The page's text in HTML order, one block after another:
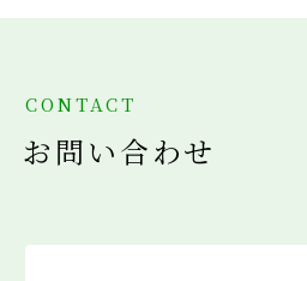
CONTACT
お問い合わせ